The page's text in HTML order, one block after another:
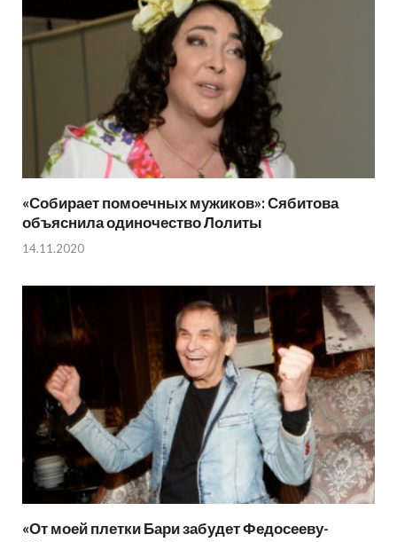
«Собирает помоечных мужиков»: Сябитова
объяснила одиночество Лолиты
14.11.2020
«От моей плетки Бари забудет Федосееву-